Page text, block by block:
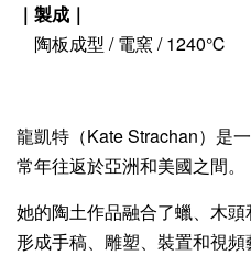
｜製成｜
陶板成型 / 電窯 / 1240℃
龍凱特（Kate Strachan）是
常年往返於亞洲和美國之間。
她的陶土作品融合了蠟、木頭
形成手稿、雕塑、裝置和視頻